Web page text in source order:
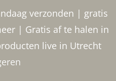
verzonden | gratis
| Gratis af te halen in
live in Utrecht